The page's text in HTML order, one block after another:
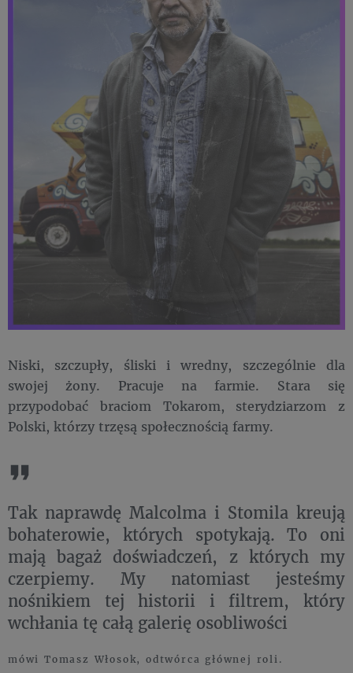
Niski, szczupły, śliski i wredny, szczególnie dla
swojej żony. Pracuje na farmie. Stara się
przypodobać braciom Tokarom, sterydziarzom z
Polski, którzy trzęsą społecznością farmy.
Tak naprawdę Malcolma i Stomila kreują
bohaterowie, których spotykają. To oni
mają bagaż doświadczeń, z których my
czerpiemy. My natomiast jesteśmy
nośnikiem tej historii i filtrem, który
wchłania tę całą galerię osobliwości
mówi Tomasz Włosok, odtwórca głównej roli.